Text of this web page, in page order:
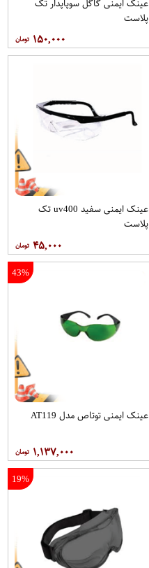
پلاست
۱۵۰,۰۰۰
عینک ایمنی سفید uv400 تک
پلاست
۴۵,۰۰۰
43%
عینک ایمنی توتاص مدل AT119
۱,۱۳۷,۰۰۰
19%